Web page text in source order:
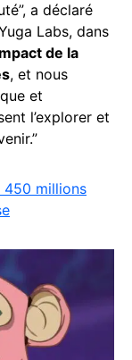
a déclaré
Labs, dans
de la
, et nous
et
l’explorer et
450 millions